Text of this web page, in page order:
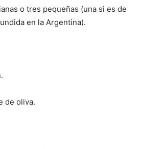
o tres pequeñas (una si es de
en la Argentina).
de oliva.